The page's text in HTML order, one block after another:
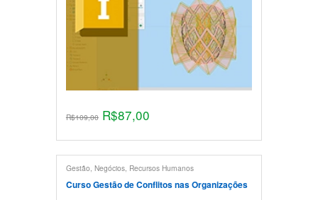
R$109,00 R$87,00
Gestão Negócios, Recursos Humanos
Curso Gestão de Conflitos nas Organizações